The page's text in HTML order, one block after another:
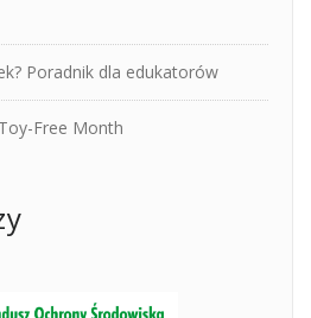
Poradnik dla edukatorów
Free Month